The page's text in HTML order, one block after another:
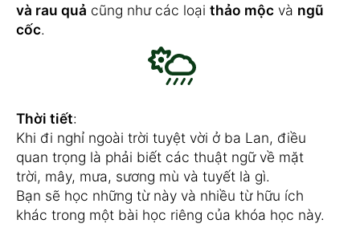
và rau quả cũng như các loại thảo mộc và ngũ
cốc.
Thời tiết:
Khi đi nghỉ ngoài trời tuyệt vời ở ba Lan, điều
quan trọng là phải biết các thuật ngữ về mặt
trời, mây, mưa, sương mù và tuyết là gì.
Bạn sẽ học những từ này và nhiều từ hữu ích
khác trong một bài học riêng của khóa học này.